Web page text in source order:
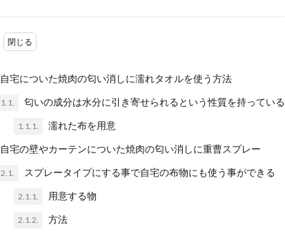
自宅についた焼肉の匂い消しに濡れタオルを使う方法
1.1. 匂いの成分は水分に引き寄せられるという性質を持っている
1.1.1. 濡れた布を用意
自宅の壁やカーテンについた焼肉の匂い消しに重曹スプレー
2.1. スプレータイプにする事で自宅の布物にも使う事ができる
2.1.1. 用意する物
2.1.2. 方法